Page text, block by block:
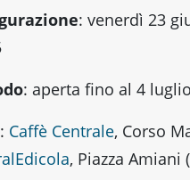
: venerdì 23
: aperta fino al 4
: Caffè Centrale, Corso
, Piazza Amiani